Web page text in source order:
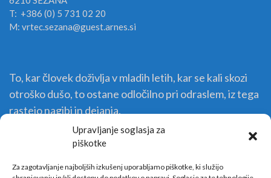
Upravljanje soglasja za
piškotke
Za zagotavljanje najboljših izkušenj uporabljamo piškotke, ki služijo
T: +386 (0) 5 731 02 20
M: vrtec.sezana@guest.arnes.si
To, kar človek doživlja v mladih letih, kar se kali skozi
otroško dušo, to ostane odločilno pri odraslem, iz tega
rastejo nagibi in dejanja.